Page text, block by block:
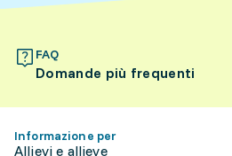
FAQ
Domande più frequenti
Informazione per
Allievi e allieve